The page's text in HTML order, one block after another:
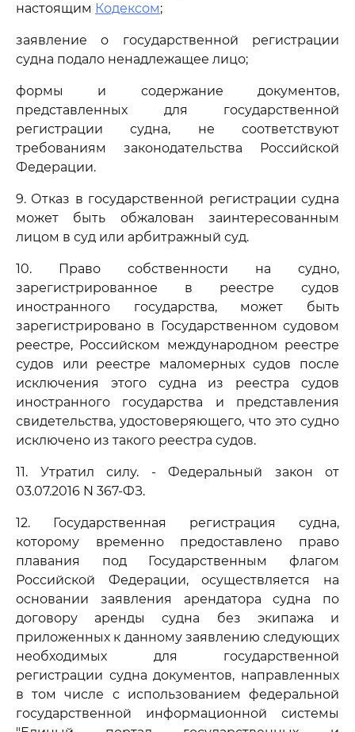
настоящим Кодексом;
заявление о государственной регистрации
судна подало ненадлежащее лицо;
формы и содержание документов,
представленных для государственной
регистрации судна, не соответствуют
требованиям законодательства Российской
Федерации.
9. Отказ в государственной регистрации судна
может быть обжалован заинтересованным
лицом в суд или арбитражный суд.
10. Право собственности на судно,
зарегистрированное в реестре судов
иностранного государства, может быть
зарегистрировано в Государственном судовом
реестре, Российском международном реестре
судов или реестре маломерных судов после
исключения этого судна из реестра судов
иностранного государства и представления
свидетельства, удостоверяющего, что это судно
исключено из такого реестра судов.
11. Утратил силу. - Федеральный закон от
03.07.2016 N 367-ФЗ.
12. Государственная регистрация судна,
которому временно предоставлено право
плавания под Государственным флагом
Российской Федерации, осуществляется на
основании заявления арендатора судна по
договору аренды судна без экипажа и
приложенных к данному заявлению следующих
необходимых для государственной
регистрации судна документов, направленных
в том числе с использованием федеральной
государственной информационной системы